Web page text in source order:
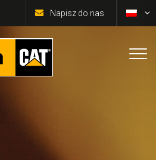
Napisz do nas